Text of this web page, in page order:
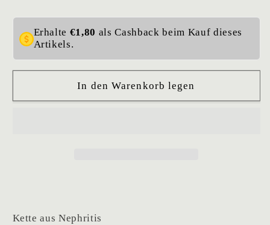
Flakes
Flakes
Erhalte €1,80 als Cashback beim Kauf dieses
Artikels.
In den Warenkorb legen
Kette aus Nephritis